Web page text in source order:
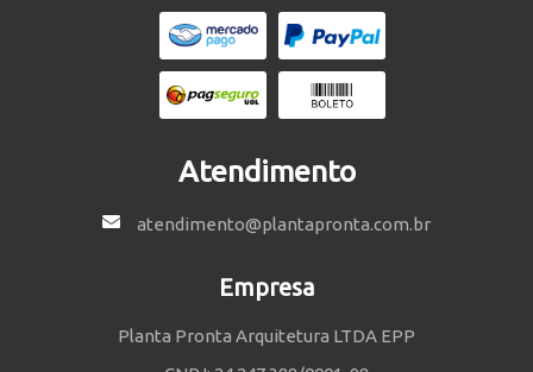
Atendimento
atendimento@plantapronta.com.br
Empresa
Planta Pronta Arquitetura LTDA EPP